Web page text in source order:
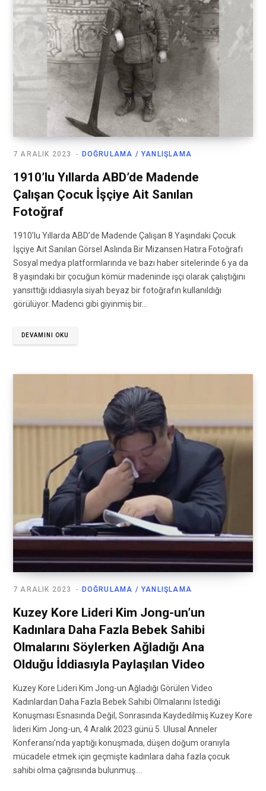
DOĞRULAMA / YANLIŞLAMA
7 ARALIK 2023
1910’lu Yıllarda ABD’de Madende
Çalışan Çocuk İşçiye Ait Sanılan
Fotoğraf
1910’lu Yıllarda ABD’de Madende Çalışan 8 Yaşındaki Çocuk
İşçiye Ait Sanılan Görsel Aslında Bir Mizansen Hatıra Fotoğrafı
Sosyal medya platformlarında ve bazı haber sitelerinde 6 ya da
8 yaşındaki bir çocuğun kömür madeninde işçi olarak çalıştığını
yansıttığı iddiasıyla siyah beyaz bir fotoğrafın kullanıldığı
görülüyor. Madenci gibi giyinmiş bir…
DEVAMINI OKU
DOĞRULAMA / YANLIŞLAMA
7 ARALIK 2023
Kuzey Kore Lideri Kim Jong-un’un
Kadınlara Daha Fazla Bebek Sahibi
Olmalarını Söylerken Ağladığı Ana
Olduğu İddiasıyla Paylaşılan Video
Kuzey Kore Lideri Kim Jong-un Ağladığı Görülen Video
Kadınlardan Daha Fazla Bebek Sahibi Olmalarını İstediği
Konuşması Esnasında Değil, Sonrasında Kaydedilmiş Kuzey Kore
lideri Kim Jong-un, 4 Aralık 2023 günü 5. Ulusal Anneler
Konferansı’nda yaptığı konuşmada, düşen doğum oranıyla
mücadele etmek için geçmişte kadınlara daha fazla çocuk
sahibi olma çağrısında bulunmuş.…